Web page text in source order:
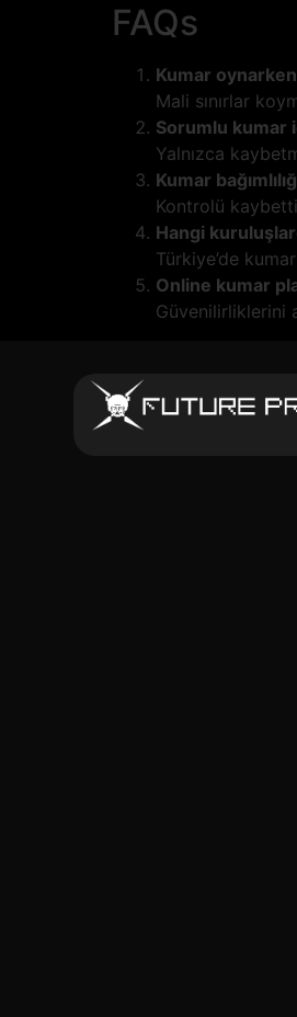
FAQs
Kumar
Mali sınırlar
Sorumlu kumar
Yalnızca
Kumar
Kontrolü
Hangi
Türkiye’de
Online kumar
Güvenilirliklerini